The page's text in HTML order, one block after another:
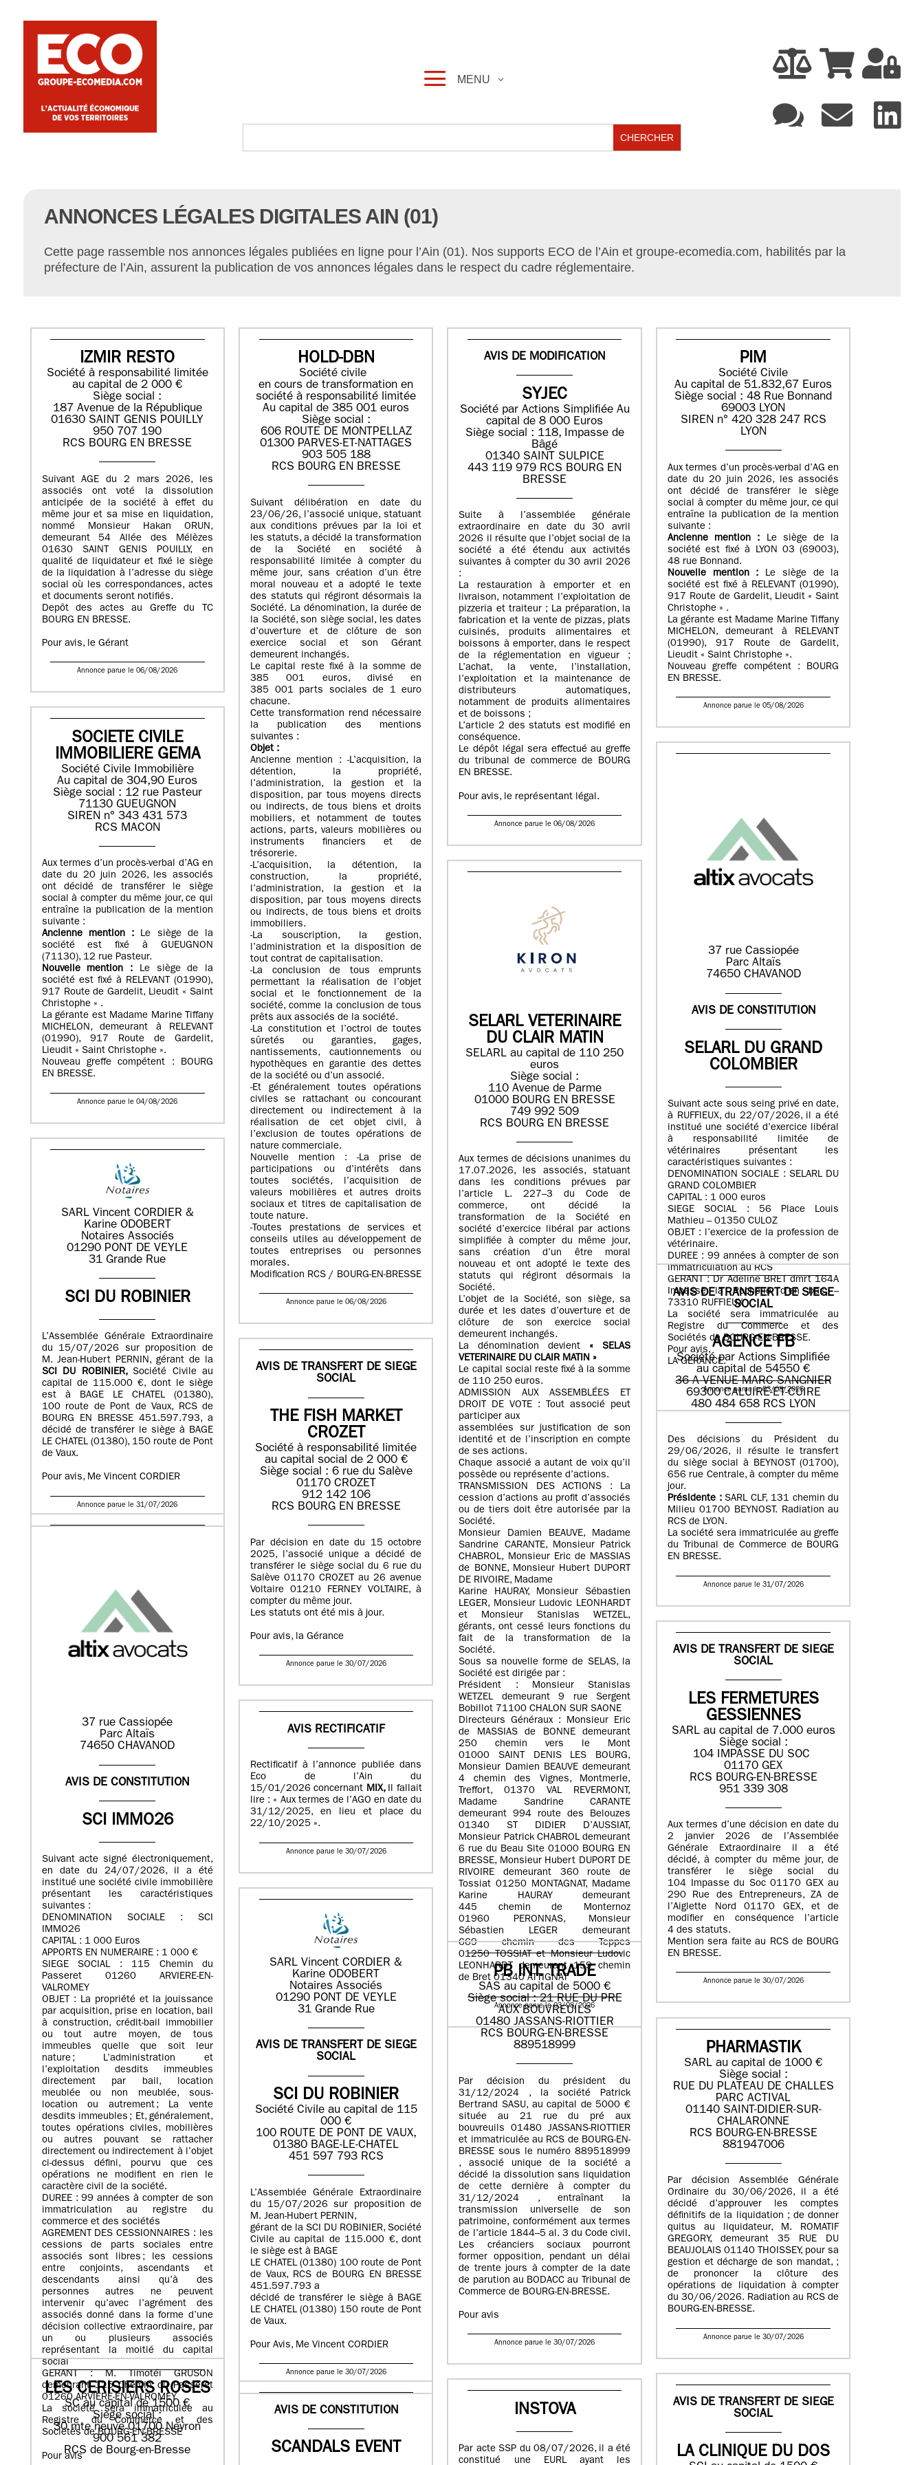
  
  
a MENU
ANNONCES LÉGALES DIGITALES AIN (01)
Cette page rassemble nos annonces légales publiées en ligne pour l’Ain (01). Nos supports ECO de l’Ain et groupe-ecomedia.com, habilités par la
préfecture de l’Ain, assurent la publication de vos annonces légales dans le respect du cadre réglementaire.
IZMIR RESTO
Société à responsabilité limitée
au capital de 2 000 €
Siège social :
187 Avenue de la République
01630 SAINT GENIS POUILLY
950 707 190
RCS BOURG EN BRESSE
Suivant AGE du 2 mars 2026, les
associés ont voté la dissolution
anticipée de la société à effet du
même jour et sa mise en liquidation,
nommé Monsieur Hakan ORUN,
demeurant 54 Allée des Mélèzes
01630 SAINT GENIS POUILLY, en
qualité de liquidateur et fixé le siège
de la liquidation à l’adresse du siège
social où les correspondances, actes
et documents seront notifiés.
Depôt des actes au Greffe du TC
BOURG EN BRESSE.
Pour avis, le Gérant
Annonce parue le 06/08/2026
HOLD-DBN
Société civile
en cours de transformation en
société à responsabilité limitée
Au capital de 385 001 euros
Siège social :
606 ROUTE DE MONTPELLAZ
01300 PARVES-ET-NATTAGES
903 505 188
RCS BOURG EN BRESSE
Suivant délibération en date du
23/06/26, l’associé unique, statuant
aux conditions prévues par la loi et
les statuts, a décidé la transformation
de la Société en société à
responsabilité limitée à compter du
même jour, sans création d’un être
moral nouveau et a adopté le texte
des statuts qui régiront désormais la
Société. La dénomination, la durée de
la Société, son siège social, les dates
d’ouverture et de clôture de son
exercice social et son Gérant
demeurent inchangés.
Le capital reste fixé à la somme de
385 001 euros, divisé en
385 001 parts sociales de 1 euro
chacune.
Cette transformation rend nécessaire
la publication des mentions
suivantes :
Objet :
Ancienne mention : -L’acquisition, la
détention, la propriété,
l’administration, la gestion et la
disposition, par tous moyens directs
ou indirects, de tous biens et droits
mobiliers, et notamment de toutes
actions, parts, valeurs mobilières ou
instruments financiers et de
trésorerie.
-L’acquisition, la détention, la
construction, la propriété,
l’administration, la gestion et la
disposition, par tous moyens directs
ou indirects, de tous biens et droits
immobiliers.
-La souscription, la gestion,
l’administration et la disposition de
tout contrat de capitalisation.
-La conclusion de tous emprunts
permettant la réalisation de l’objet
social et le fonctionnement de la
société, comme la conclusion de tous
prêts aux associés de la société.
-La constitution et l’octroi de toutes
sûretés ou garanties, gages,
nantissements, cautionnements ou
hypothèques en garantie des dettes
de la société ou d’un associé.
-Et généralement toutes opérations
civiles se rattachant ou concourant
directement ou indirectement à la
réalisation de cet objet civil, à
l’exclusion de toutes opérations de
nature commerciale.
Nouvelle mention : -La prise de
participations ou d’intérêts dans
toutes sociétés, l’acquisition de
valeurs mobilières et autres droits
sociaux et titres de capitalisation de
toute nature.
-Toutes prestations de services et
conseils utiles au développement de
toutes entreprises ou personnes
morales.
Modification RCS / BOURG-EN-BRESSE
Annonce parue le 06/08/2026
AVIS DE MODIFICATION
SYJEC
Société par Actions Simplifiée Au
capital de 8 000 Euros
Siège social : 118, Impasse de
Bâgé
01340 SAINT SULPICE
443 119 979 RCS BOURG EN
BRESSE
Suite à l’assemblée générale
extraordinaire en date du 30 avril
2026 il résulte que l’objet social de la
société a été étendu aux activités
suivantes à compter du 30 avril 2026
:
La restauration à emporter et en
livraison, notamment l’exploitation de
pizzeria et traiteur ; La préparation, la
fabrication et la vente de pizzas, plats
cuisinés, produits alimentaires et
boissons à emporter, dans le respect
de la réglementation en vigueur ;
L’achat, la vente, l’installation,
l’exploitation et la maintenance de
distributeurs automatiques,
notamment de produits alimentaires
et de boissons ;
L’article 2 des statuts est modifié en
conséquence.
Le dépôt légal sera effectué au greffe
du tribunal de commerce de BOURG
EN BRESSE.
Pour avis, le représentant légal.
Annonce parue le 06/08/2026
PIM
Société Civile
Au capital de 51.832,67 Euros
Siège social : 48 Rue Bonnand
69003 LYON
SIREN n° 420 328 247 RCS
LYON
Aux termes d’un procès-verbal d’AG en
date du 20 juin 2026, les associés
ont décidé de transférer le siège
social à compter du même jour, ce qui
entraîne la publication de la mention
suivante :
Ancienne mention : Le siège de la
société est fixé à LYON 03 (69003),
48 rue Bonnand.
Nouvelle mention :
Le siège de la
société est fixé à RELEVANT (01990),
917 Route de Gardelit, Lieudit « Saint
Christophe » .
La gérante est Madame Marine Tiffany
MICHELON, demeurant à RELEVANT
(01990), 917 Route de Gardelit,
Lieudit « Saint Christophe ».
Nouveau greffe compétent : BOURG
EN BRESSE.
Annonce parue le 05/08/2026
SOCIETE CIVILE
IMMOBILIERE GEMA
Société Civile Immobilière
Au capital de 304,90 Euros
Siège social : 12 rue Pasteur
71130 GUEUGNON
SIREN n° 343 431 573
RCS MACON
Aux termes d’un procès-verbal d’AG en
date du 20 juin 2026, les associés
ont décidé de transférer le siège
social à compter du même jour, ce qui
entraîne la publication de la mention
suivante :
Ancienne mention : Le siège de la
société est fixé à GUEUGNON
(71130), 12 rue Pasteur.
Nouvelle mention : Le siège de la
société est fixé à RELEVANT (01990),
917 Route de Gardelit, Lieudit « Saint
Christophe » .
La gérante est Madame Marine Tiffany
MICHELON, demeurant à RELEVANT
(01990), 917 Route de Gardelit,
Lieudit « Saint Christophe ».
Nouveau greffe compétent : BOURG
EN BRESSE.
Annonce parue le 04/08/2026
37 rue Cassiopée
Parc Altaïs
74650 CHAVANOD
AVIS DE CONSTITUTION
SELARL DU GRAND
COLOMBIER
Suivant acte sous seing privé en date,
à RUFFIEUX, du 22/07/2026, il a été
institué une société d’exercice libéral
à responsabilité limitée de
vétérinaires présentant les
caractéristiques suivantes :
DENOMINATION SOCIALE : SELARL DU
GRAND COLOMBIER
CAPITAL : 1 000 euros
SIEGE SOCIAL : 56 Place Louis
Mathieu – 01350 CULOZ
OBJET : l’exercice de la profession de
vétérinaire.
DUREE : 99 années à compter de son
immatriculation au RCS
GERANT : Dr Adeline BRET dmrt 164A
Impasse la Rochelle d’en bas –
73310 RUFFIEUX
La société sera immatriculée au
Registre du Commerce et des
Sociétés de BOURG-EN-BRESSE.
Pour avis,
LA GERANCE.
Annonce parue le 03/08/2026
SELARL VETERINAIRE
DU CLAIR MATIN
SELARL au capital de 110 250
euros
Siège social :
110 Avenue de Parme
01000 BOURG EN BRESSE
749 992 509
RCS BOURG EN BRESSE
Aux termes de décisions unanimes du
17.07.2026, les associés, statuant
dans les conditions prévues par
l’article L. 227–3 du Code de
commerce, ont décidé la
transformation de la Société en
société d’exercice libéral par actions
simplifiée à compter du même jour,
sans création d’un être moral
nouveau et ont adopté le texte des
statuts qui régiront désormais la
Société.
L’objet de la Société, son siège, sa
durée et les dates d’ouverture et de
clôture de son exercice social
demeurent inchangés.
La dénomination devient « SELAS
VETERINAIRE DU CLAIR MATIN »
Le capital social reste fixé à la somme
de 110 250 euros.
ADMISSION AUX ASSEMBLÉES ET
DROIT DE VOTE : Tout associé peut
participer aux
assemblées sur justification de son
identité et de l’inscription en compte
de ses actions.
Chaque associé a autant de voix qu’il
possède ou représente d’actions.
TRANSMISSION DES ACTIONS : La
cession d’actions au profit d’associés
ou de tiers doit être autorisée par la
Société.
Monsieur Damien BEAUVE, Madame
Sandrine CARANTE, Monsieur Patrick
CHABROL, Monsieur Eric de MASSIAS
de BONNE, Monsieur Hubert DUPORT
DE RIVOIRE, Madame
Karine HAURAY, Monsieur Sébastien
LEGER, Monsieur Ludovic LEONHARDT
et Monsieur Stanislas WETZEL,
gérants, ont cessé leurs fonctions du
fait de la transformation de la
Société.
Sous sa nouvelle forme de SELAS, la
Société est dirigée par :
Président : Monsieur Stanislas
WETZEL demeurant 9 rue Sergent
Bobillot 71100 CHALON SUR SAONE
Directeurs Généraux : Monsieur Eric
de MASSIAS de BONNE demeurant
250 chemin vers le Mont
01000 SAINT DENIS LES BOURG,
Monsieur Damien BEAUVE demeurant
4 chemin des Vignes, Montmerle,
Treffort, 01370 VAL REVERMONT,
Madame Sandrine CARANTE
demeurant 994 route des Belouzes
01340 ST DIDIER D’AUSSIAT,
Monsieur Patrick CHABROL demeurant
6 rue du Beau Site 01000 BOURG EN
BRESSE, Monsieur Hubert DUPORT DE
RIVOIRE demeurant 360 route de
Tossiat 01250 MONTAGNAT, Madame
Karine HAURAY demeurant
445 chemin de Monternoz
01960 PERONNAS, Monsieur
Sébastien LEGER demeurant
669 chemin des Teppes
01250 TOSSIAT et Monsieur Ludovic
LEONHARDT demeurant 159 chemin
de Bret 01340 ATTIGNAT
Annonce parue le 03/08/2026
SARL Vincent CORDIER &
Karine ODOBERT
Notaires Associés
01290 PONT DE VEYLE
31 Grande Rue
SCI DU ROBINIER
L’Assemblée Générale Extraordinaire
du 15/07/2026 sur proposition de
M. Jean-Hubert PERNIN, gérant de la
SCI DU ROBINIER,Société Civile au
capital de 115.000 €, dont le siège
est à BAGE LE CHATEL (01380),
100 route de Pont de Vaux, RCS de
BOURG EN BRESSE 451.597.793, a
décidé de transférer le siège à BAGE
LE CHATEL (01380), 150 route de Pont
de Vaux.
Pour avis, Me Vincent CORDIER
Annonce parue le 31/07/2026
AVIS DE TRANSFERT DE SIEGE
SOCIAL
AGENCE FB
Société par Actions Simplifiée
au capital de 54550 €
36 A VENUE MARC SANGNIER
69300 CALUIRE-ET-CUIRE
480 484 658 RCS LYON
Des décisions du Président du
29/06/2026, il résulte le transfert
du siège social à BEYNOST (01700),
656 rue Centrale, à compter du même
jour.
Présidente :SARL CLF, 131 chemin du
Milieu 01700 BEYNOST. Radiation au
RCS de LYON.
La société sera immatriculée au greffe
du Tribunal de Commerce de BOURG
EN BRESSE.
Annonce parue le 31/07/2026
AVIS DE TRANSFERT DE SIEGE
SOCIAL
THE FISH MARKET
CROZET
Société à responsabilité limitée
au capital social de 2 000 €
Siège social : 6 rue du Salève
01170 CROZET
912 142 106
RCS BOURG EN BRESSE
Par décision en date du 15 octobre
2025, l’associé unique a décidé de
transférer le siège social du 6 rue du
Salève 01170 CROZET au 26 avenue
Voltaire 01210 FERNEY VOLTAIRE, à
compter du même jour.
Les statuts ont été mis à jour.
Pour avis, la Gérance
Annonce parue le 30/07/2026
37 rue Cassiopée
Parc Altaïs
74650 CHAVANOD
AVIS DE CONSTITUTION
SCI IMMO26
Suivant acte signé électroniquement,
en date du 24/07/2026, il a été
institué une société civile immobilière
présentant les caractéristiques
suivantes :
DENOMINATION SOCIALE : SCI
IMMO26
CAPITAL : 1 000 Euros
APPORTS EN NUMERAIRE : 1 000 €
SIEGE SOCIAL : 115 Chemin du
Passeret 01260 ARVIERE-EN-
VALROMEY
OBJET : La propriété et la jouissance
par acquisition, prise en location, bail
à construction, crédit-bail immobilier
ou tout autre moyen, de tous
immeubles quelle que soit leur
nature ; L’administration et
l’exploitation desdits immeubles
directement par bail, location
meublée ou non meublée, sous-
location ou autrement ; La vente
desdits immeubles ; Et, généralement,
toutes opérations civiles, mobilières
ou autres pouvant se rattacher
directement ou indirectement à l’objet
ci-dessus défini, pourvu que ces
opérations ne modifient en rien le
caractère civil de la société.
DUREE : 99 années à compter de son
immatriculation au registre du
commerce et des sociétés
AGREMENT DES CESSIONNAIRES : les
cessions de parts sociales entre
associés sont libres ; les cessions
entre conjoints, ascendants et
descendants ainsi qu’à des
personnes autres ne peuvent
intervenir qu’avec l’agrément des
associés donné dans la forme d’une
décision collective extraordinaire, par
un ou plusieurs associés
représentant la moitié du capital
social
GERANT : M. Timotéi GRUSON
demeurant 115 Chemin du Passeret
01260 ARVIERE-EN-VALROMEY
La société sera immatriculée au
Registre du Commerce et des
Sociétés de BOURG-EN-BRESSE
Pour avis
AVIS DE TRANSFERT DE SIEGE
SOCIAL
LES FERMETURES
GESSIENNES
SARL au capital de 7.000 euros
Siège social :
104 IMPASSE DU SOC
01170 GEX
RCS BOURG-EN-BRESSE
951 339 308
Aux termes d’une décision en date du
2 janvier 2026 de l’Assemblée
Générale Extraordinaire il a été
décidé, à compter du même jour, de
transférer le siège social du
104 Impasse du Soc 01170 GEX au
290 Rue des Entrepreneurs, ZA de
l’Aiglette Nord 01170 GEX, et de
modifier en conséquence l’article
4 des statuts.
Mention sera faite au RCS de BOURG
EN BRESSE.
Annonce parue le 30/07/2026
AVIS RECTIFICATIF
Rectificatif à l’annonce publiée dans
Eco de l’Ain du
15/01/2026 concernant MIX, Il fallait
lire : « Aux termes de l’AGO en date du
31/12/2025, en lieu et place du
22/10/2025 ».
Annonce parue le 30/07/2026
SARL Vincent CORDIER &
Karine ODOBERT
Notaires Associés
01290 PONT DE VEYLE
31 Grande Rue
AVIS DE TRANSFERT DE SIEGE
SOCIAL
SCI DU ROBINIER
Société Civile au capital de 115
000 €
100 ROUTE DE PONT DE VAUX,
01380 BAGE-LE-CHATEL
451 597 793 RCS
L’Assemblée Générale Extraordinaire
du 15/07/2026 sur proposition de
M. Jean-Hubert PERNIN,
gérant de la SCI DU ROBINIER, Société
Civile au capital de 115.000 €, dont
le siège est à BAGE
LE CHATEL (01380) 100 route de Pont
de Vaux, RCS de BOURG EN BRESSE
451.597.793 a
décidé de transférer le siège à BAGE
LE CHATEL (01380) 150 route de Pont
de Vaux.
Pour Avis, Me Vincent CORDIER
Annonce parue le 30/07/2026
PB INT. TRADE
SAS au capital de 5000 €
Siège social : 21 RUE DU PRE
AUX BOUVREUILS
01480 JASSANS-RIOTTIER
RCS BOURG-EN-BRESSE
889518999
Par décision du président du
31/12/2024 , la société Patrick
Bertrand SASU, au capital de 5000 €
située au 21 rue du pré aux
bouvreuils 01480 JASSANS-RIOTTIER
et immatriculée au RCS de BOURG-EN-
BRESSE sous le numéro 889518999
, associé unique de la société a
décidé la dissolution sans liquidation
de cette dernière à compter du
31/12/2024 , entraînant la
transmission universelle de son
patrimoine, conformément aux termes
de l’article 1844–5 al. 3 du Code civil.
Les créanciers sociaux pourront
former opposition, pendant un délai
de trente jours à compter de la date
de parution au BODACC au Tribunal de
Commerce de BOURG-EN-BRESSE.
Pour avis
Annonce parue le 30/07/2026
PHARMASTIK
SARL au capital de 1000 €
Siège social :
RUE DU PLATEAU DE CHALLES
PARC ACTIVAL
01140 SAINT-DIDIER-SUR-
CHALARONNE
RCS BOURG-EN-BRESSE
881947006
Par décision Assemblée Générale
Ordinaire du 30/06/2026, il a été
décidé d’approuver les comptes
définitifs de la liquidation ; de donner
quitus au liquidateur, M. ROMATIF
GREGORY, demeurant 35 RUE DU
BEAUJOLAIS 01140 THOISSEY, pour sa
gestion et décharge de son mandat, ;
de prononcer la clôture des
opérations de liquidation à compter
du 30/06/2026. Radiation au RCS de
BOURG-EN-BRESSE.
Annonce parue le 30/07/2026
LES CERISIERS ROSES
SC au capital de 1500 €
Siège social :
30 mte neuve 01700 Neyron
900 561 382
RCS de Bourg-en-Bresse
AVIS DE TRANSFERT DE SIEGE
SOCIAL
LA CLINIQUE DU DOS
INSTOVA
Par acte SSP du 08/07/2026, il a été
constitué une EURL ayant les
AVIS DE CONSTITUTION
SCANDALS EVENT